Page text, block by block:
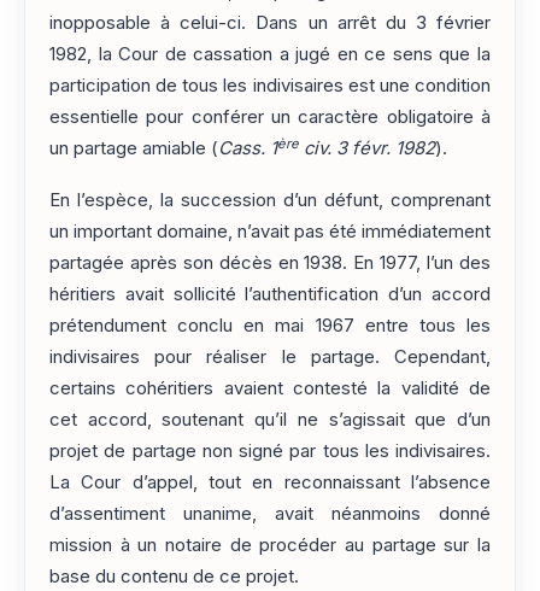
inopposable à celui-ci. Dans un arrêt du 3 février
1982, la Cour de cassation a jugé en ce sens que la
participation de tous les indivisaires est une condition
essentielle pour conférer un caractère obligatoire à
un partage amiable (Cass. 1ère civ. 3 févr. 1982).
En l’espèce, la succession d’un défunt, comprenant
un important domaine, n’avait pas été immédiatement
partagée après son décès en 1938. En 1977, l’un des
héritiers avait sollicité l’authentification d’un accord
prétendument conclu en mai 1967 entre tous les
indivisaires pour réaliser le partage. Cependant,
certains cohéritiers avaient contesté la validité de
cet accord, soutenant qu’il ne s’agissait que d’un
projet de partage non signé par tous les indivisaires.
La Cour d’appel, tout en reconnaissant l’absence
d’assentiment unanime, avait néanmoins donné
mission à un notaire de procéder au partage sur la
base du contenu de ce projet.